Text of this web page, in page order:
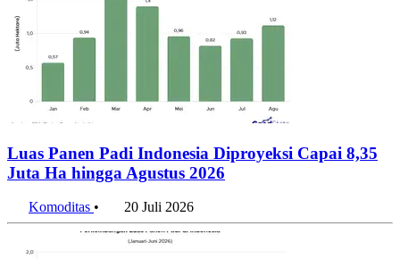
Luas Panen Padi Indonesia Diproyeksi Capai 8,35
Juta Ha hingga Agustus 2026
Komoditas • 20 Juli 2026